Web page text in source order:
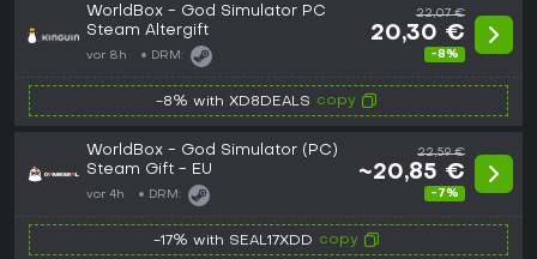
WorldBox - God Simulator PC
Steam Altergift
vor 8h DRM:
22,07 €
20,30 €
-8%
-8% with XD8DEALS copy
WorldBox - God Simulator (PC)
Steam Gift - EU
vor 4h DRM:
22,59 €
~20,85 €
-7%
-17% with SEAL17XDD copy